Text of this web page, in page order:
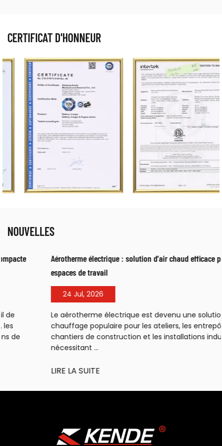
CERTIFICAT D'HONNEUR
NOUVELLES
Aérotherme électrique : solution d’air chaud efficace pour les
espaces de travail
Le aérotherme électrique est devenu une solution de
chauffage populaire pour les ateliers, les entrepôts, les
chantiers de construction et les installations industrielles
nécessitant ...
LIRE LA SUITE